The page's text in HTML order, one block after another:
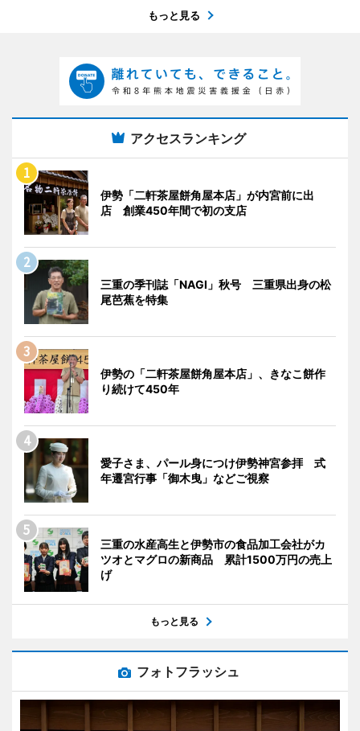
もっと見る
アクセスランキング
伊勢「二軒茶屋餅角屋本店」が内宮前に出
店 創業450年間で初の支店
三重の季刊誌「NAGI」秋号 三重県出身の松
尾芭蕉を特集
伊勢の「二軒茶屋餅角屋本店」、きなこ餅作
り続けて450年
愛子さま、パール身につけ伊勢神宮参拝 式
年遷宮行事「御木曳」などご視察
三重の水産高生と伊勢市の食品加工会社がカ
ツオとマグロの新商品 累計1500万円の売上
げ
もっと見る
フォトフラッシュ